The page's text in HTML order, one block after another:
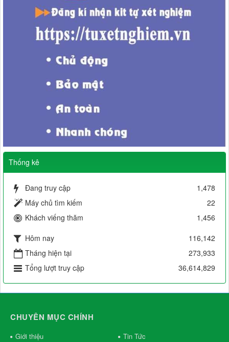
Thống kê
Đang truy cập
1,478
Máy chủ tìm kiếm
22
Khách viếng thăm
1,456
Hôm nay
116,142
Tháng hiện tại
273,933
Tổng lượt truy cập
36,614,829
CHUYÊN MỤC CHÍNH
Giới thiệu
Tin Tức